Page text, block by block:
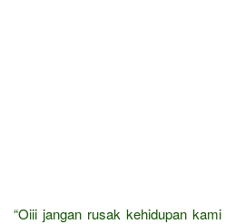
“Oiii jangan rusak kehidupan